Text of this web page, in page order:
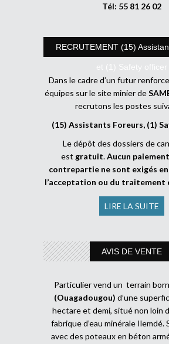
Tél: 55 81 26 02
RECRUTEMENT (15)
et (1) Safety officer
Dans le cadre d’un futur
équipes sur le site minier de
recrutons les postes
(15) Assistants Foreurs, (1)
Le dépôt des dossiers de
est gratuit.Aucun
contrepartie ne sont exigés en
l’acceptation ou du traitement
LIRE LA SUITE
AVIS DE VENTE
Particulier vend un terrain
(Ouagadougou) d’une
hectare et demi, situé non loin
fabrique d’eau minérale Ilemdé.
avec des poteaux en béton